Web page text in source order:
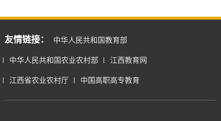
友情链接： 中华人民共和国教育部
中华人民共和国农业农村部 江西教育网
江西省农业农村厅 中国高职高专教育